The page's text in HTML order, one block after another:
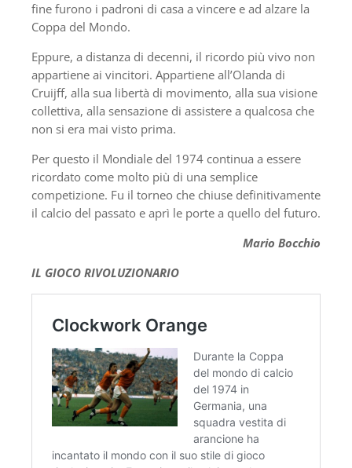
fine furono i padroni di casa a vincere e ad alzare la
Coppa del Mondo.
Eppure, a distanza di decenni, il ricordo più vivo non
appartiene ai vincitori. Appartiene all’Olanda di
Cruijff, alla sua libertà di movimento, alla sua visione
collettiva, alla sensazione di assistere a qualcosa che
non si era mai visto prima.
Per questo il Mondiale del 1974 continua a essere
ricordato come molto più di una semplice
competizione. Fu il torneo che chiuse definitivamente
il calcio del passato e aprì le porte a quello del futuro.
Mario Bocchio
IL GIOCO RIVOLUZIONARIO